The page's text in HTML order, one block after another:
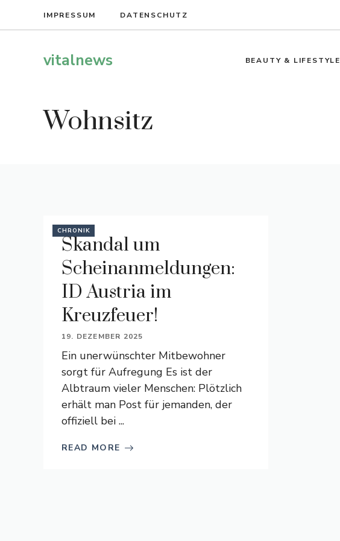
IMPRESSUM DATENSCHUTZ
vitalnews BEAUTY & LIFESTYLE
Wohnsitz
CHRONIK
Skandal um
Scheinanmeldungen:
ID Austria im
Kreuzfeuer!
19. DEZEMBER 2025
Ein unerwünschter Mitbewohner
sorgt für Aufregung Es ist der
Albtraum vieler Menschen: Plötzlich
erhält man Post für jemanden, der
offiziell bei ...
READ MORE